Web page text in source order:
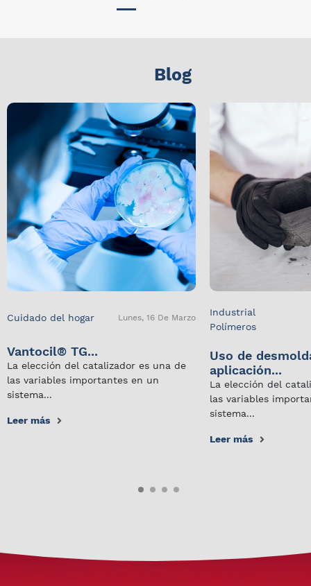
Blog
Cuidado del hogar Lunes, 16 De Marzo
Vantocil® TG...
La elección del catalizador es una de
las variables importantes en un
sistema...
Leer más
Industrial
Polímeros
Uso de
aplicación...
La elección del
las variables
sistema...
Leer más